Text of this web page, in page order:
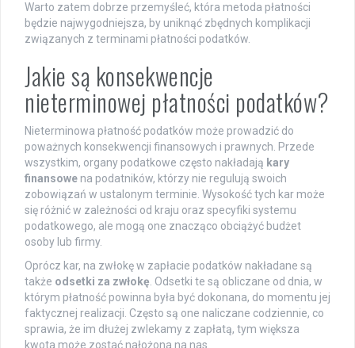
Warto zatem dobrze przemyśleć, która metoda płatności
będzie najwygodniejsza, by uniknąć zbędnych komplikacji
związanych z terminami płatności podatków.
Jakie są konsekwencje
nieterminowej płatności podatków?
Nieterminowa płatność podatków może prowadzić do
poważnych konsekwencji finansowych i prawnych. Przede
wszystkim, organy podatkowe często nakładają kary
finansowe na podatników, którzy nie regulują swoich
zobowiązań w ustalonym terminie. Wysokość tych kar może
się różnić w zależności od kraju oraz specyfiki systemu
podatkowego, ale mogą one znacząco obciążyć budżet
osoby lub firmy.
Oprócz kar, na zwłokę w zapłacie podatków nakładane są
także odsetki za zwłokę. Odsetki te są obliczane od dnia, w
którym płatność powinna była być dokonana, do momentu jej
faktycznej realizacji. Często są one naliczane codziennie, co
sprawia, że im dłużej zwlekamy z zapłatą, tym większa
kwota może zostać nałożona na nas.